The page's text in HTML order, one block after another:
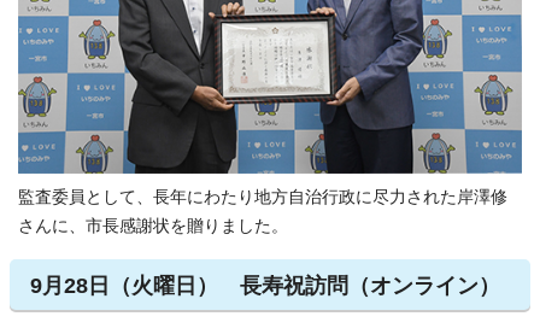
監査委員として、長年にわたり地方自治行政に尽力された岸澤修
さんに、市長感謝状を贈りました。
9月28日（火曜日） 長寿祝訪問（オンライン）